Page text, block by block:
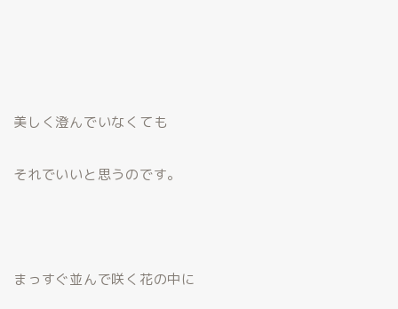
美しく澄んでいなくても
それでいいと思うのです。
まっすぐ並んで咲く花の中に